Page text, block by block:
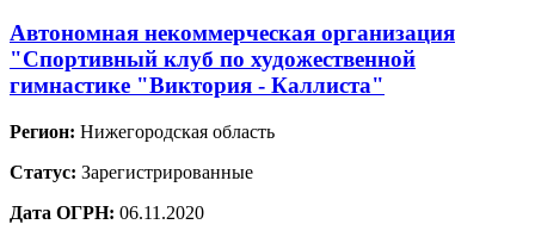
Автономная некоммерческая организация
"Спортивный клуб по художественной
гимнастике "Виктория - Каллиста"
Регион: Нижегородская область
Статус: Зарегистрированные
Дата ОГРН: 06.11.2020